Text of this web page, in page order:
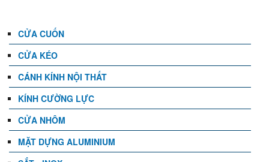
CỬA CUỐN
CỬA KÉO
CÁNH KÍNH NỘI THẤT
KÍNH CƯỜNG LỰC
CỬA NHÔM
MẶT DỰNG ALUMINIUM